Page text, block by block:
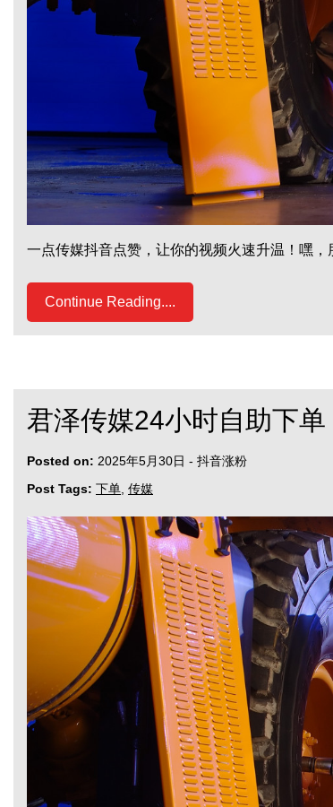
一点传媒抖音点赞，让你的视频火速升温！嘿
Continue Reading....
君泽传媒24小时自助下
Posted on: 2025年5月30日 - 抖音涨粉
Post Tags: 下单 传媒